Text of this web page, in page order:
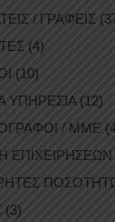
/ ΓΡΑΦΕΙΣ
(4)
(10)
ΥΠΗΡΕΣΙΑ(12)
/ ΜΜΕ
(3)